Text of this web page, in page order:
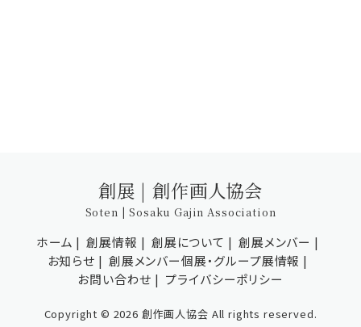
創展 | 創作画人協会
Soten | Sosaku Gajin Association
ホーム 創展情報 創展について
創展メンバー
お知らせ
創展メンバー個展・グループ展情報
お問い合わせ
プライバシーポリシー
Copyright © 2026 創作画人協会 All rights reserved.